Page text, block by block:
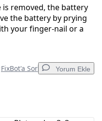
is removed, the battery
the battery by prying
your finger-nail or a
FixBot'a Sor Yorum Ekle